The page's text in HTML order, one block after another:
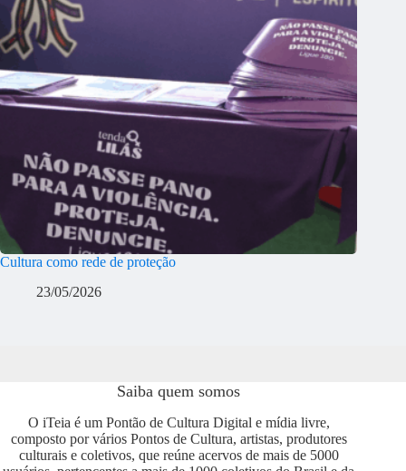
Cultura como rede de proteção
23/05/2026
Saiba quem somos
O iTeia é um Pontão de Cultura Digital e mídia livre,
composto por vários Pontos de Cultura, artistas, produtores
culturais e coletivos, que reúne acervos de mais de 5000